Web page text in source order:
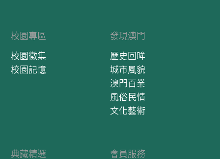
校園專區
校園徵集
校園記憶
發現澳門
歷史回眸
城市風貌
澳門百業
風俗民情
文化藝術
典藏精選 會員服務